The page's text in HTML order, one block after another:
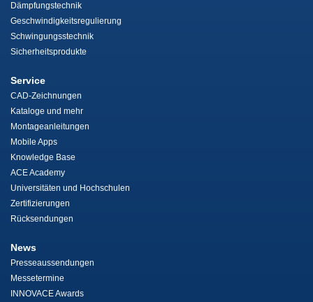
Dämpfungstechnik
Geschwindigkeitsregulierung
Schwingungsstechnik
Sicherheitsprodukte
Service
CAD-Zeichnungen
Kataloge und mehr
Montageanleitungen
Mobile Apps
Knowledge Base
ACE Academy
Universitäten und Hochschulen
Zertifizierungen
Rücksendungen
News
Presseaussendungen
Messetermine
INNOVACE Awards